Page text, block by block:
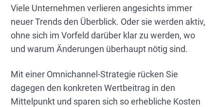
Viele Unternehmen verlieren angesichts immer
neuer Trends den Überblick. Oder sie werden aktiv,
ohne sich im Vorfeld darüber klar zu werden, wo
und warum Änderungen überhaupt nötig sind.
Mit einer Omnichannel-Strategie rücken Sie
dagegen den konkreten Wertbeitrag in den
Mittelpunkt und sparen sich so erhebliche Kosten